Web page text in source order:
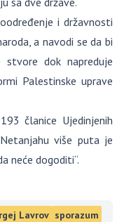
i državnosti
a navodi se da bi
dok napreduje
Palestinske uprave
članice Ujedinjenih
više puta je
neće dogoditi“.
Lavrov sporazum